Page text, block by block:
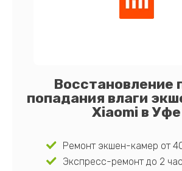
Восстановление
попадания влаги
Xiaomi в Уфе
Ремонт экшен-камер от
Экспресс-ремонт до 2